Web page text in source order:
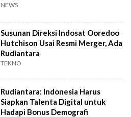
NEWS
Susunan Direksi Indosat Ooredoo
Hutchison Usai Resmi Merger, Ada
Rudiantara
TEKNO
Rudiantara: Indonesia Harus
Siapkan Talenta Digital untuk
Hadapi Bonus Demografi